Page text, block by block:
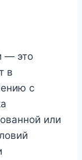
— это
в
с
или